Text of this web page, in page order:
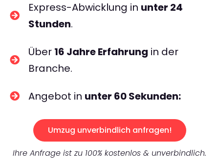
Express-Abwicklung in unter 24
Stunden.
Über 16 Jahre Erfahrung in der
Branche.
Angebot in unter 60 Sekunden:
Umzug unverbindlich anfragen!
Ihre Anfrage ist zu 100% kostenlos & unverbindlich.